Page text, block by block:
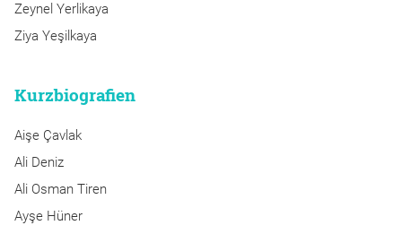
Zeynel Yerlikaya
Ziya Yeşilkaya
Kurzbiografien
Aişe Çavlak
Ali Deniz
Ali Osman Tiren
Ayşe Hüner